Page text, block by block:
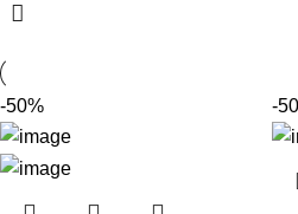
-50% -